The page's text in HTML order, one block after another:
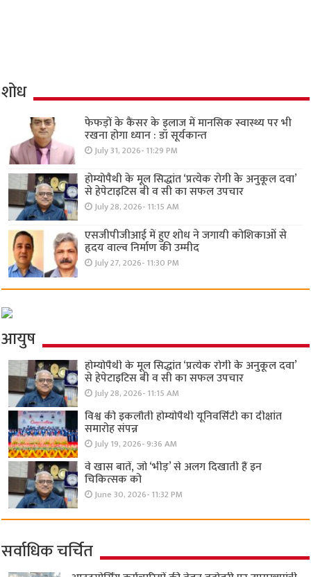
शोध
फेफड़ों के कैंसर के इलाज में मानसिक स्वास्थ्य पर भी
रखना होगा ध्यान : डॉ सूर्यकान्त
July 31, 2026- 11:29 PM
होम्योपैथी के मूल सिद्धांत ‘प्रत्येक रोगी केे अनुकूल दवा’
से हेपेटाइटिस बी व सी का सफल उपचार
July 28, 2026- 11:15 AM
एसजीपीजीआई में हुए शोध ने जगायी कोशिकाओं से
हृदय वाल्व निर्माण की उम्मीद
July 27, 2026- 11:30 PM
आयुष
होम्योपैथी के मूल सिद्धांत ‘प्रत्येक रोगी केे अनुकूल दवा’
से हेपेटाइटिस बी व सी का सफल उपचार
July 28, 2026- 11:15 AM
विश्व की इकलौती होम्योपैथी यूनिवर्सिटी का दीक्षांत
समारोह संपन्न
July 19, 2026- 9:36 AM
वे खास बातें, जो ‘भीड़’ से अलग दिखाती हैं इन
चिकित्सक को
June 30, 2026- 11:32 PM
सर्वाधिक चर्चित